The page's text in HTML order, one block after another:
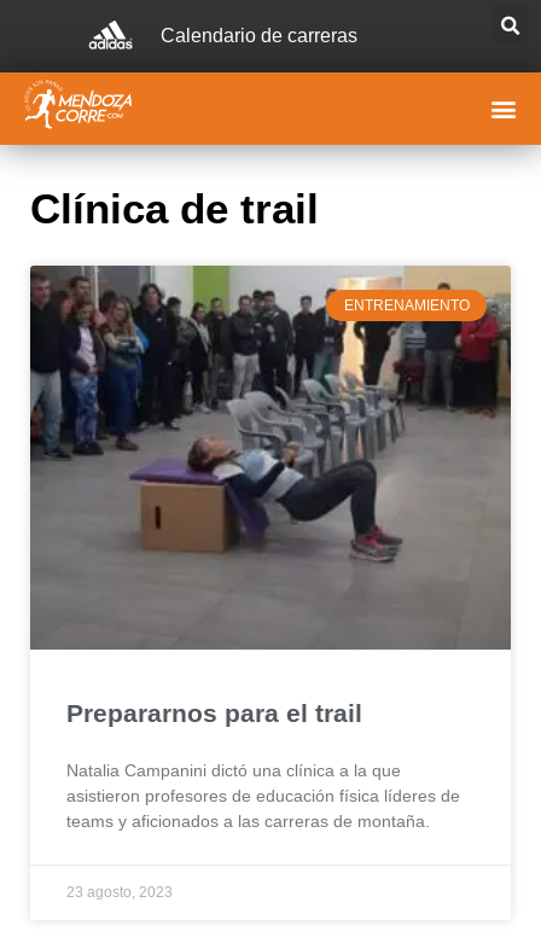
Calendario de carreras
Clínica de trail
ENTRENAMIENTO
Prepararnos para el trail
Natalia Campanini dictó una clínica a la que
asistieron profesores de educación física líderes de
teams y aficionados a las carreras de montaña.
23 agosto, 2023